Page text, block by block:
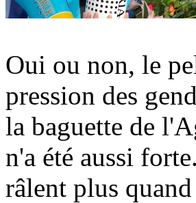
Oui ou non, le
pression des
la baguette de
n'a été aussi
râlent plus